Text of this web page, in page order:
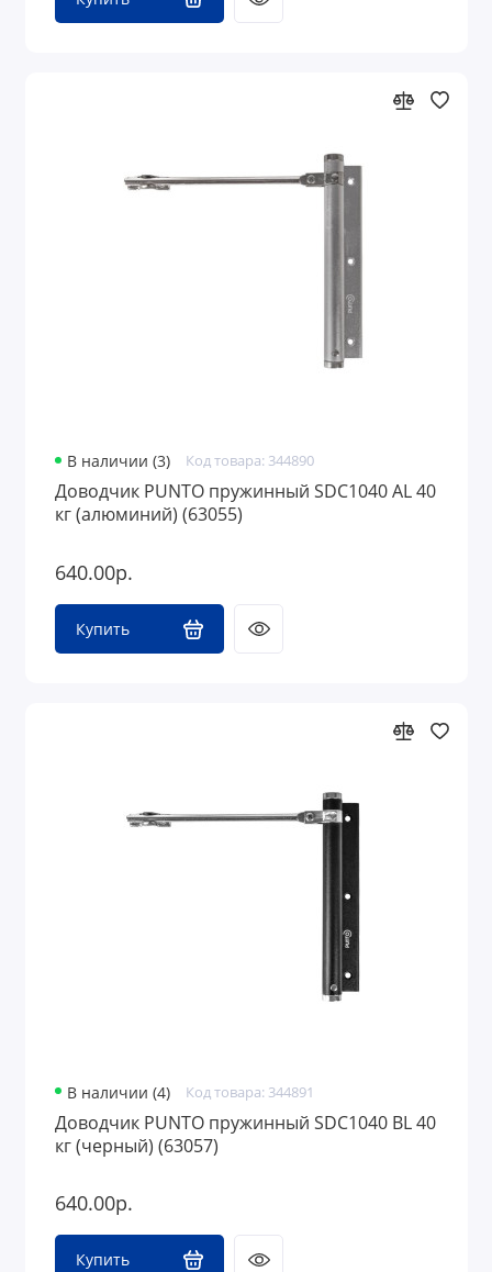
В наличии (3) Код товара: 344890
Доводчик PUNTO пружинный SDC1040 AL 40
кг (алюминий) (63055)
640.00р.
Купить
В наличии (4) Код товара: 344891
Доводчик PUNTO пружинный SDC1040 BL 40
кг (черный) (63057)
640.00р.
Купить